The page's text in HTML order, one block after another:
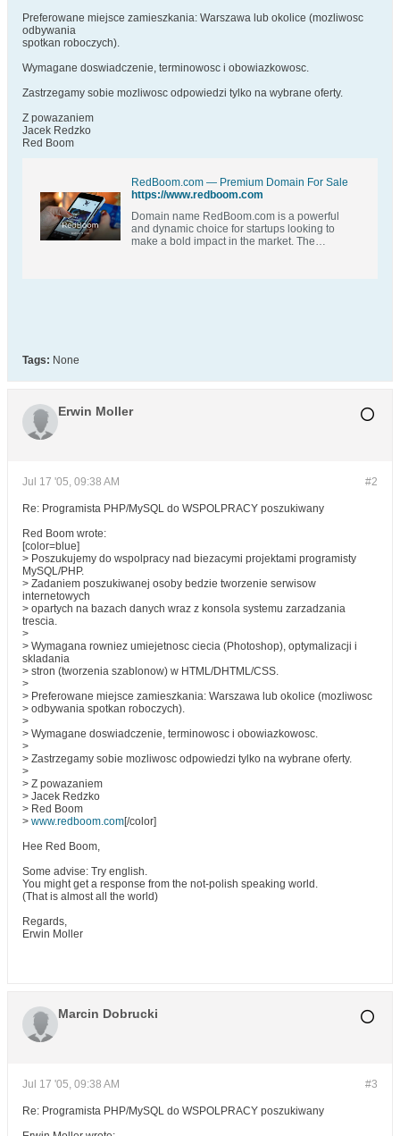
Preferowane miejsce zamieszkania: Warszawa lub okolice (mozliwosc
odbywania
spotkan roboczych).
Wymagane doswiadczenie, terminowosc i obowiazkowosc.
Zastrzegamy sobie mozliwosc odpowiedzi tylko na wybrane oferty.
Z powazaniem
Jacek Redzko
Red Boom
RedBoom.com — Premium Domain For Sale
https://www.redboom.com
Domain name RedBoom.com is a powerful
and dynamic choice for startups looking to
make a bold impact in the market. The
Tags: None
Erwin Moller
#2
Jul 17 '05, 09:38 AM
Re: Programista PHP/MySQL do WSPOLPRACY poszukiwany
Red Boom wrote:
[color=blue]
> Poszukujemy do wspolpracy nad biezacymi projektami programisty
MySQL/PHP.
> Zadaniem poszukiwanej osoby bedzie tworzenie serwisow
internetowych
> opartych na bazach danych wraz z konsola systemu zarzadzania
trescia.
>
> Wymagana rowniez umiejetnosc ciecia (Photoshop), optymalizacji i
skladania
> stron (tworzenia szablonow) w HTML/DHTML/CSS.
>
> Preferowane miejsce zamieszkania: Warszawa lub okolice (mozliwosc
> odbywania spotkan roboczych).
>
> Wymagane doswiadczenie, terminowosc i obowiazkowosc.
>
> Zastrzegamy sobie mozliwosc odpowiedzi tylko na wybrane oferty.
>
> Z powazaniem
> Jacek Redzko
> Red Boom
> www.redboom.com[/color]
Hee Red Boom,
Some advise: Try english.
You might get a response from the not-polish speaking world.
(That is almost all the world)
Regards,
Erwin Moller
Marcin Dobrucki
#3
Jul 17 '05, 09:38 AM
Re: Programista PHP/MySQL do WSPOLPRACY poszukiwany